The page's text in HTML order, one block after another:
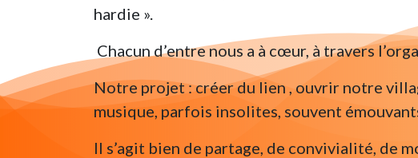
hardie ».
Chacun d’entre nous a à cœur, à travers
Notre projet : créer du lien , ouvrir notre
musique, parfois insolites, souvent
Il s’agit bien de partage, de convivialité, de